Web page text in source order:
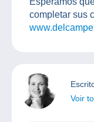
completar sus
Voir